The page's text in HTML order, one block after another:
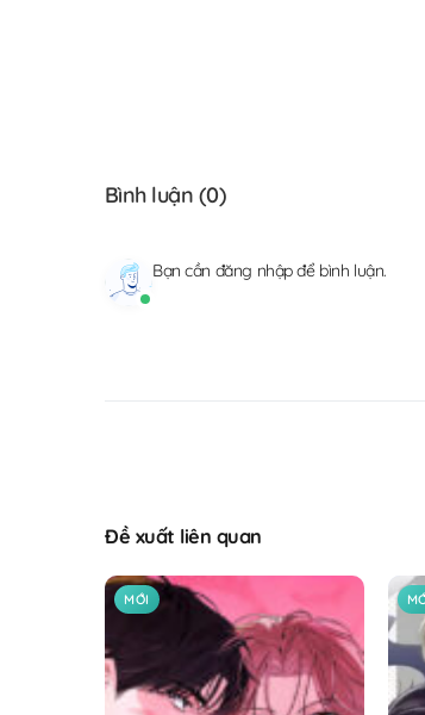
Bình luận (0)
Bạn cần đăng nhậpđể bình luận.
Đề xuất liên quan
MỚI